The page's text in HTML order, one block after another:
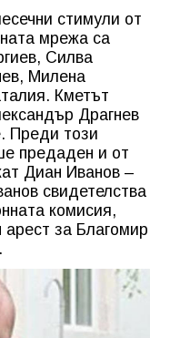
стимули от
мрежа са
Силва
Милена
Кметът
Драгнев
Преди този
предаден и от
Диан Иванов –
свидетелства
комисия,
за Благомир